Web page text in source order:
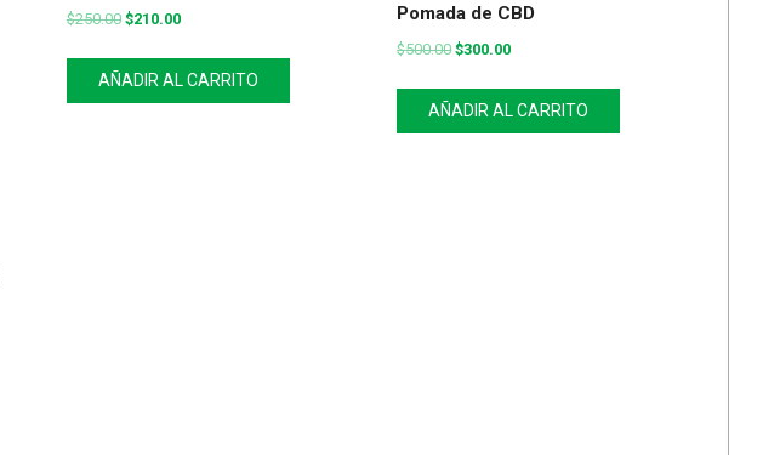
$250.00 $210.00
AÑADIR AL CARRITO
Pomada de CBD
$500.00 $300.00
AÑADIR AL CARRITO